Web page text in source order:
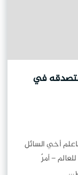
في
أخي السائل
– أمرٌ